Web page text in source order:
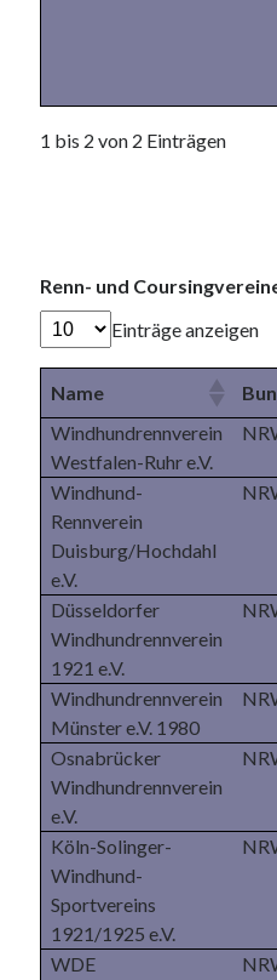
1 bis 2 von 2 Einträgen
Renn- und
Einträge anzeigen
Name
Windhundrennverein
Westfalen-Ruhr e.V.
Windhund-
Rennverein
Duisburg/Hochdahl
e.V.
Düsseldorfer
Windhundrennverein
1921 e.V.
Windhundrennverein
Münster e.V. 1980
Osnabrücker
Windhundrennverein
e.V.
Köln-Solinger-
Windhund-
Sportvereins
1921/1925 e.V.
WDE